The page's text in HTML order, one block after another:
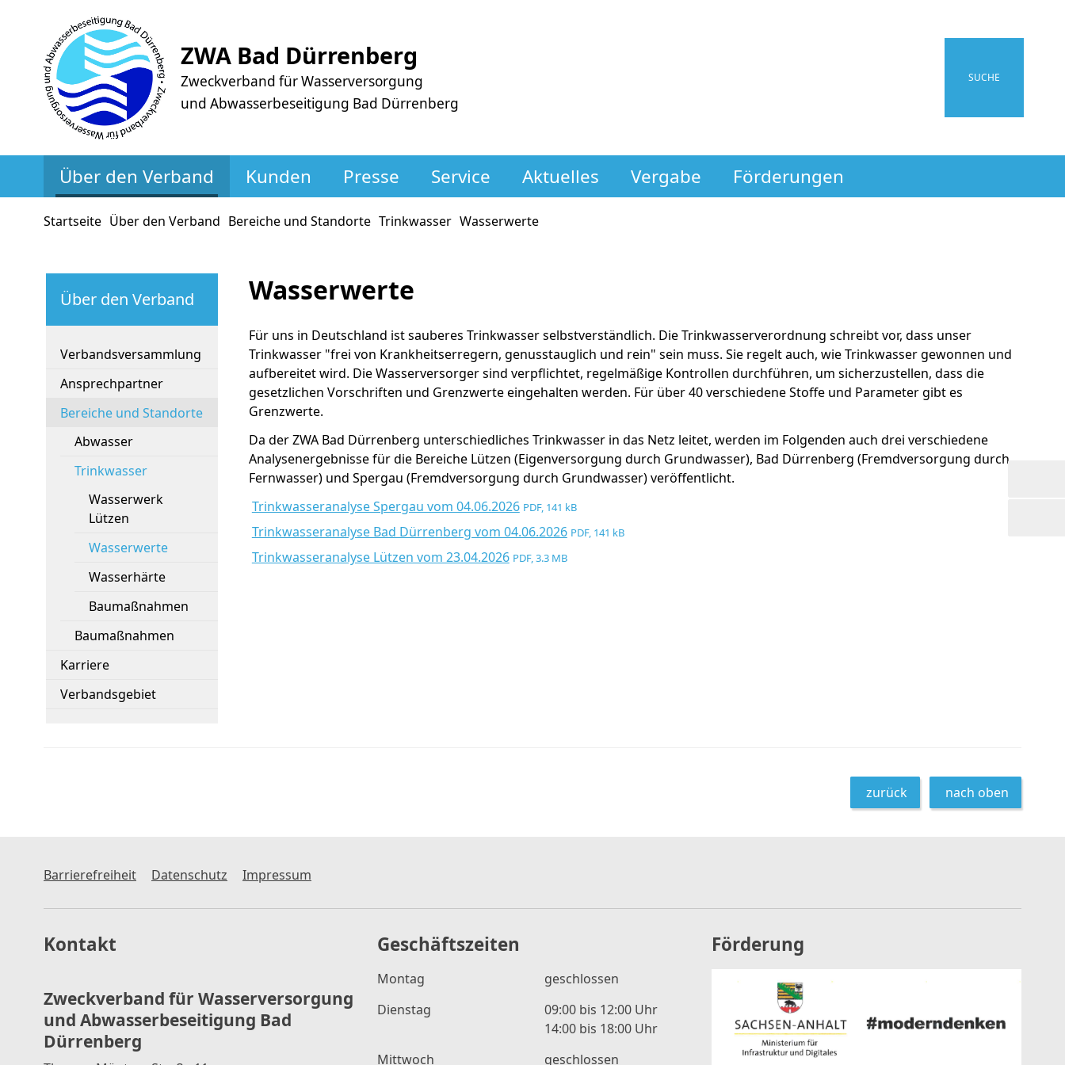
ZWA Bad Dürrenberg
Zweckverband für Wasserversorgung
und Abwasserbeseitigung Bad Dürrenberg
SUCHE
Über den Verband Kunden Presse Service Aktuelles Vergabe Förderungen
Startseite Über den Verband Bereiche und Standorte Trinkwasser Wasserwerte
Über den Verband
Verbandsversammlung
Ansprechpartner
Bereiche und Standorte
Abwasser
Trinkwasser
Wasserwerk
Lützen
Wasserwerte
Wasserhärte
Baumaßnahmen
Baumaßnahmen
Karriere
Verbandsgebiet
Wasserwerte
Für uns in Deutschland ist sauberes Trinkwasser selbstverständlich. Die Trinkwasserverordnung schreibt vor, dass unser
Trinkwasser "frei von Krankheitserregern, genusstauglich und rein" sein muss. Sie regelt auch, wie Trinkwasser gewonnen und
aufbereitet wird. Die Wasserversorger sind verpflichtet, regelmäßige Kontrollen durchführen, um sicherzustellen, dass die
gesetzlichen Vorschriften und Grenzwerte eingehalten werden. Für über 40 verschiedene Stoffe und Parameter gibt es
Grenzwerte.
Da der ZWA Bad Dürrenberg unterschiedliches Trinkwasser in das Netz leitet, werden im Folgenden auch drei verschiedene
Analysenergebnisse für die Bereiche Lützen (Eigenversorgung durch Grundwasser), Bad Dürrenberg (Fremdversorgung durch
Fernwasser) und Spergau (Fremdversorgung durch Grundwasser) veröffentlicht.
Trinkwasseranalyse Spergau vom 04.06.2026 PDF, 141 kB
Trinkwasseranalyse Bad Dürrenberg vom 04.06.2026 PDF, 141 kB
Trinkwasseranalyse Lützen vom 23.04.2026 PDF, 3.3 MB
zurück nach oben
Barrierefreiheit Datenschutz Impressum
Kontakt
Zweckverband für Wasserversorgung
und Abwasserbeseitigung Bad
Dürrenberg
Geschäftszeiten
Montag
geschlossen
Dienstag
09:00 bis 12:00 Uhr
14:00 bis 18:00 Uhr
Mittwoch
geschlossen
Förderung